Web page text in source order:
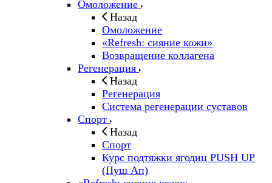
Омоложение
Назад
Омоложение
«Refresh: сияние кожи»
Возвращение коллагена
Регенерация
Назад
Регенерация
Система регенерации суставов
Спорт
Назад
Спорт
Курс подтяжки ягодиц PUSH UP
(Пуш Ап)